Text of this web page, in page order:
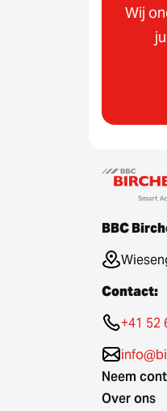
Wij
BBC
Contact:
+41 52
Neem
Over ons